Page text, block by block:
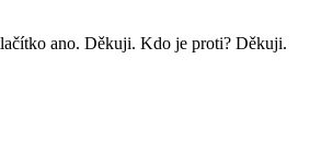
ano. Děkuji. Kdo je proti? Děkuji.